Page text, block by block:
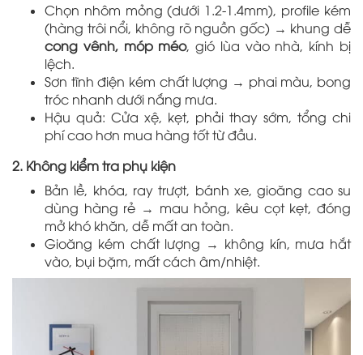
Chọn nhôm mỏng (dưới 1.2-1.4mm), profile kém
(hàng trôi nổi, không rõ nguồn gốc) → khung dễ
cong vênh, móp méo, gió lùa vào nhà, kính bị
lệch.
Sơn tĩnh điện kém chất lượng → phai màu, bong
tróc nhanh dưới nắng mưa.
Hậu quả: Cửa xệ, kẹt, phải thay sớm, tổng chi
phí cao hơn mua hàng tốt từ đầu.
2. Không kiểm tra phụ kiện
Bản lề, khóa, ray trượt, bánh xe, gioăng cao su
dùng hàng rẻ → mau hỏng, kêu cọt kẹt, đóng
mở khó khăn, dễ mất an toàn.
Gioăng kém chất lượng → không kín, mưa hắt
vào, bụi bặm, mất cách âm/nhiệt.